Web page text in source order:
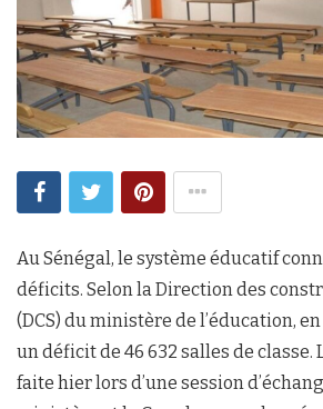
Au Sénégal, le système éducatif
déficits. Selon la Direction des
(DCS) du ministère de l’éducation,
un déficit de 46 632 salles de classe.
faite hier lors d’une session